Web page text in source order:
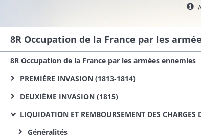
8R Occupation de la France par les armées ennemies
PREMIÈRE INVASION (1813-1814)
DEUXIÈME INVASION (1815)
LIQUIDATION ET REMBOURSEMENT DES CHARGES DE GUERRE DE 1813, 1814
Généralités